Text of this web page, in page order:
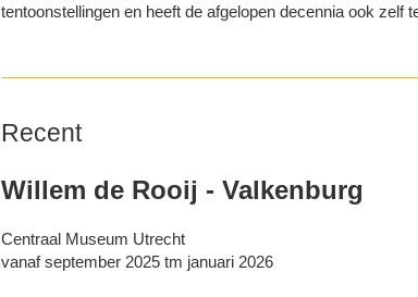
tentoonstellingen en heeft de afgelopen decennia ook zelf
Recent
Willem de Rooij - Valkenburg
Centraal Museum Utrecht
vanaf september 2025 tm januari 2026